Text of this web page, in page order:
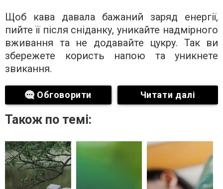
Щоб кава давала бажаний заряд енергії,
пийте її після сніданку, уникайте надмірного
вживання та не додавайте цукру. Так ви
збережете користь напою та уникнете
звикання.
Обговорити Читати далі
Також по темі: